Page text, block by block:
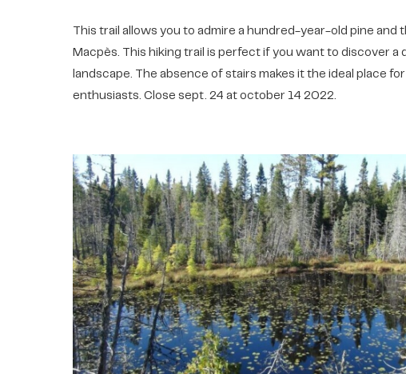
This trail allows you to admire a hundred-year-old pine and
Macpès. This hiking trail is perfect if you want to discover a
landscape. The absence of stairs makes it the ideal place
enthusiasts. Close sept. 24 at october 14 2022.